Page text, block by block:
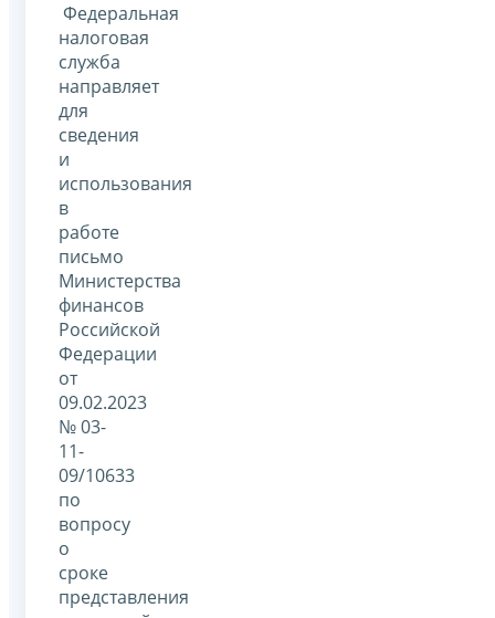
Федеральная
налоговая
служба
направляет
для
сведения
и
использования
в
работе
письмо
Министерства
финансов
Российской
Федерации
от
09.02.2023
№ 03-
11-
09/10633
по
вопросу
о
сроке
представления